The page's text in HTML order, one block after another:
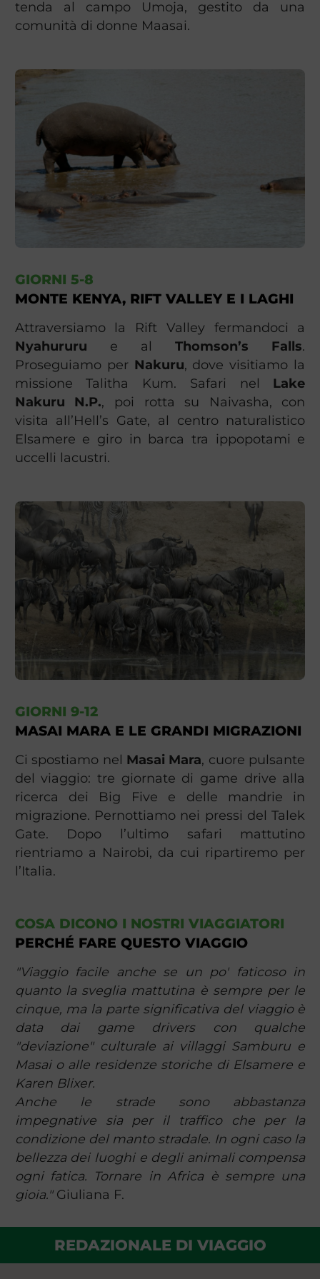
tenda al campo Umoja, gestito da una
comunità di donne Maasai.
GIORNI 5-8
MONTE KENYA, RIFT VALLEY E I LAGHI
Attraversiamo la Rift Valley fermandoci a
Nyahururu e alThomson’s Falls.
Proseguiamo per Nakuru, dove visitiamo la
missione Talitha Kum. Safari nel Lake
Nakuru N.P., poi rotta su Naivasha, con
visita all’Hell’s Gate, al centro naturalistico
Elsamere e giro in barca tra ippopotami e
uccelli lacustri.
GIORNI 9-12
MASAI MARA E LE GRANDI MIGRAZIONI
Ci spostiamo nel Masai Mara, cuore pulsante
del viaggio: tre giornate di game drive alla
ricerca dei Big Five e delle mandrie in
migrazione. Pernottiamo nei pressi del Talek
Gate. Dopo l’ultimo safari mattutino
rientriamo a Nairobi, da cui ripartiremo per
l’Italia.
COSA DICONO I NOSTRI VIAGGIATORI
PERCHÉ FARE QUESTO VIAGGIO
"Viaggio facile anche se un po' faticoso in
quanto la sveglia mattutina è sempre per le
cinque, ma la parte significativa del viaggio è
data dai game drivers con qualche
"deviazione" culturale ai villaggi Samburu e
Masai o alle residenze storiche di Elsamere e
Karen Blixer.
Anche le strade sono abbastanza
impegnative sia per il traffico che per la
condizione del manto stradale. In ogni caso la
bellezza dei luoghi e degli animali compensa
ogni fatica. Tornare in Africa è sempre una
gioia." Giuliana F.
REDAZIONALE DI VIAGGIO